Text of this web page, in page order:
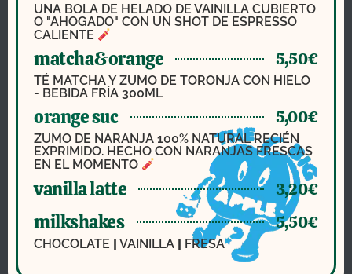
UNA BOLA DE HELADO DE VAINILLA CUBIERTO
O "AHOGADO" CON UN SHOT DE ESPRESSO
CALIENTE
matcha&orange 5,50€
TÉ MATCHA Y ZUMO DE TORONJA CON HIELO
- BEBIDA FRÍA 300ML
orange suc 5,00€
ZUMO DE NARANJA 100% NATURAL RECIÉN
EXPRIMIDO. HECHO CON NARANJAS FRESCAS
EN EL MOMENTO
vanilla latte 3,20€
milkshakes 5,50€
CHOCOLATE | VAINILLA | FRESA